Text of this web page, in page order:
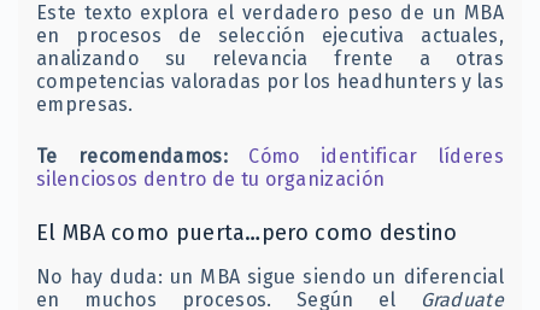
Este texto explora el verdadero peso de un MBA
en procesos de selección ejecutiva actuales,
analizando su relevancia frente a otras
competencias valoradas por los headhunters y las
empresas.
Te recomendamos:
Cómo identificar líderes
silenciosos dentro de tu organización
El MBA como puerta…pero como destino
No hay duda: un MBA sigue siendo un diferencial
en muchos procesos. Según el
Graduate